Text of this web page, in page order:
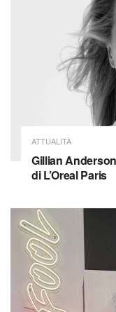
ATTUALITÀ
Gillian
di L’Oreal Paris